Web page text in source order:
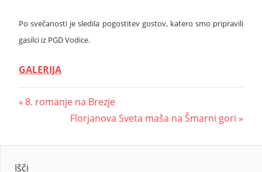
Po svečanosti je sledila pogostitev gostov, katero smo pripravili
gasilci iz PGD Vodice.
GALERIJA
8. romanje na Brezje
Florjanova Sveta maša na Šmarni gori
Išči